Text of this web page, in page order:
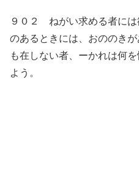
９０２ ねがい求める者に
のあるときには、おののき
も在しない者、ーかれは何
よう。